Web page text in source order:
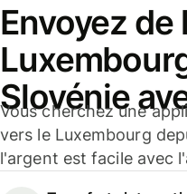
Envoyez
Slovénie
Vous cherchez une
vers le Luxembourg
l'argent est facile avec